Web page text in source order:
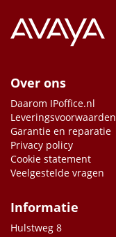
Over ons
Daarom IPoffice.nl
Leveringsvoorwaarden
Garantie en reparatie
Privacy policy
Cookie statement
Veelgestelde vragen
Informatie
Hulstweg 8